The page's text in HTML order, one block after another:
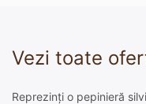
Vezi toate
Reprezinți o pepinieră